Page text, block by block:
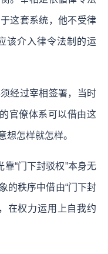
这套系统，他不受律
该介入律令法制的运
经过宰相签署，当时
官僚体系可以借由这
想怎样就怎样。
靠“门下封驳权”本身无
的秩序中借由“门下封
在权力运用上自我约